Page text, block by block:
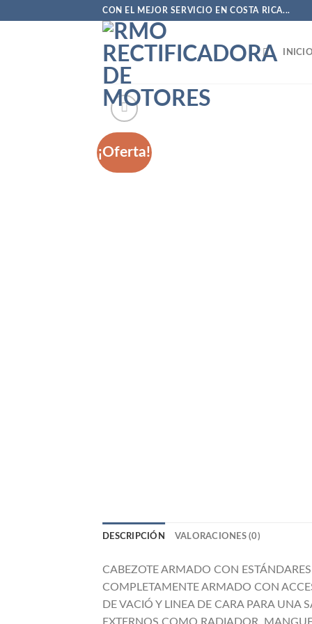
CON EL MEJOR SERVICIO EN COSTA RICA...
¡Oferta!
DESCRIPCIÓN VALORACIONES (0)
CABEZOTE ARMADO CON
COMPLETAMENTE ARMADO CON
DE VACIÓ Y LINEA DE CARA PARA UNA